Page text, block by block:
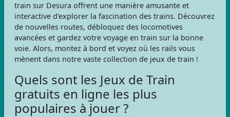
train sur Desura offrent une manière amusante et
interactive d'explorer la fascination des trains. Découvrez
de nouvelles routes, débloquez des locomotives
avancées et gardez votre voyage en train sur la bonne
voie. Alors, montez à bord et voyez où les rails vous
mènent dans notre vaste collection de jeux de train !
Quels sont les Jeux de Train
gratuits en ligne les plus
populaires à jouer ?